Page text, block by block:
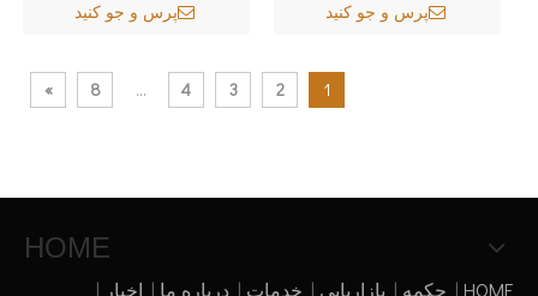
پرس و جو کنید پرس و جو کنید
1
2
3
4
...
8
»
HOME
HOME
| چکمه | بازاریابی | خدمات | درباره ما | اخبار |